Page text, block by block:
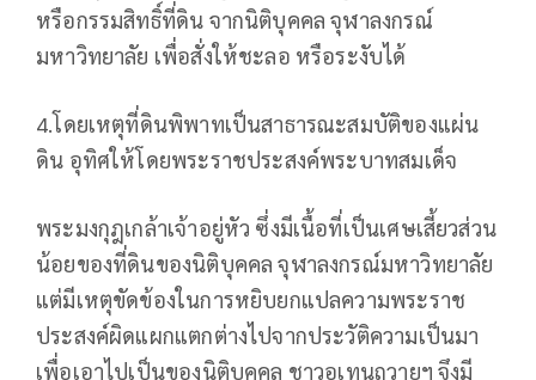
หรือกรรมสิทธิ์ที่ดิน จากนิติบุคคล จุฬาลงกรณ์
มหาวิทยาลัย เพื่อสั่งให้ชะลอ หรือระงับได้
4.โดยเหตุที่ดินพิพาทเป็นสาธารณะสมบัติของแผ่น
ดิน อุทิศให้โดยพระราชประสงค์พระบาทสมเด็จ
พระมงกุฎเกล้าเจ้าอยู่หัว ซึ่งมีเนื้อที่เป็นเศษเสี้ยวส่วน
น้อยของที่ดินของนิติบุคคล จุฬาลงกรณ์มหาวิทยาลัย
แต่มีเหตุขัดข้องในการหยิบยกแปลความพระราช
ประสงค์ผิดแผกแตกต่างไปจากประวัติความเป็นมา
เพื่อเอาไปเป็นของนิติบุคคล ชาวอุเทนถวายฯ จึงมี